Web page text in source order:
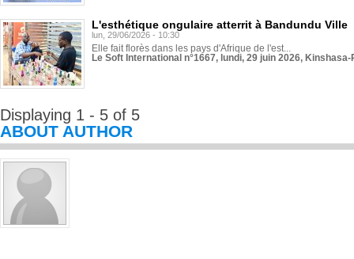
L'esthétique ongulaire atterrit à Bandundu Ville
lun, 29/06/2026 - 10:30
Elle fait florès dans les pays d'Afrique de l'est...
Le Soft International n°1667, lundi, 29 juin 2026,
Displaying 1 - 5 of 5
ABOUT AUTHOR